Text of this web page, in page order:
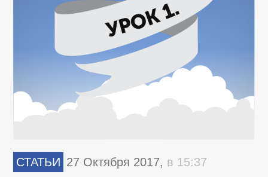
СТАТЬИ 27 Октября 2017, в 15:37